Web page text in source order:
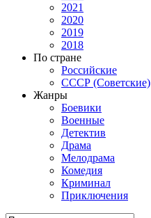
2021
2020
2019
2018
По стране
Российские
СССР (Советские)
Жанры
Боевики
Военные
Детектив
Драма
Мелодрама
Комедия
Криминал
Приключения